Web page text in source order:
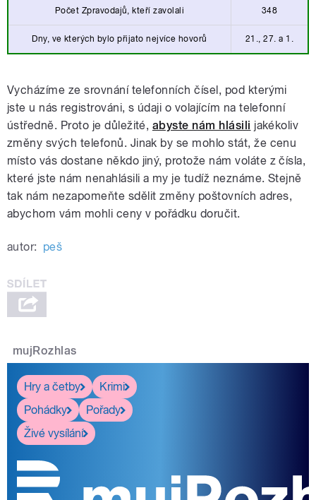
Počet Zpravodajů, kteří zavolali 348
Dny, ve kterých bylo přijato nejvíce hovorů 21., 27. a 1.
Vycházíme ze srovnání telefonních čísel, pod kterými
jste u nás registrováni, s údaji o volajícím na telefonní
ústředně. Proto je důležité, abyste nám hlásili jakékoliv
změny svých telefonů. Jinak by se mohlo stát, že cenu
místo vás dostane někdo jiný, protože nám voláte z čísla,
které jste nám nenahlásili a my je tudíž neznáme. Stejně
tak nám nezapomeňte sdělit změny poštovních adres,
abychom vám mohli ceny v pořádku doručit.
autor: peš
mujRozhlas
Hry a četby
Krimi
Pohádky
Pořady
Živé vysílání